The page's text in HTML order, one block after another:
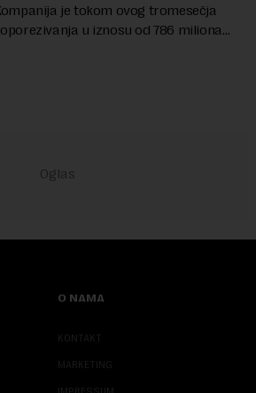
je tokom ovog tromesečja
u iznosu od 786 miliona
O NAMA
KONTAKT
MARKETING